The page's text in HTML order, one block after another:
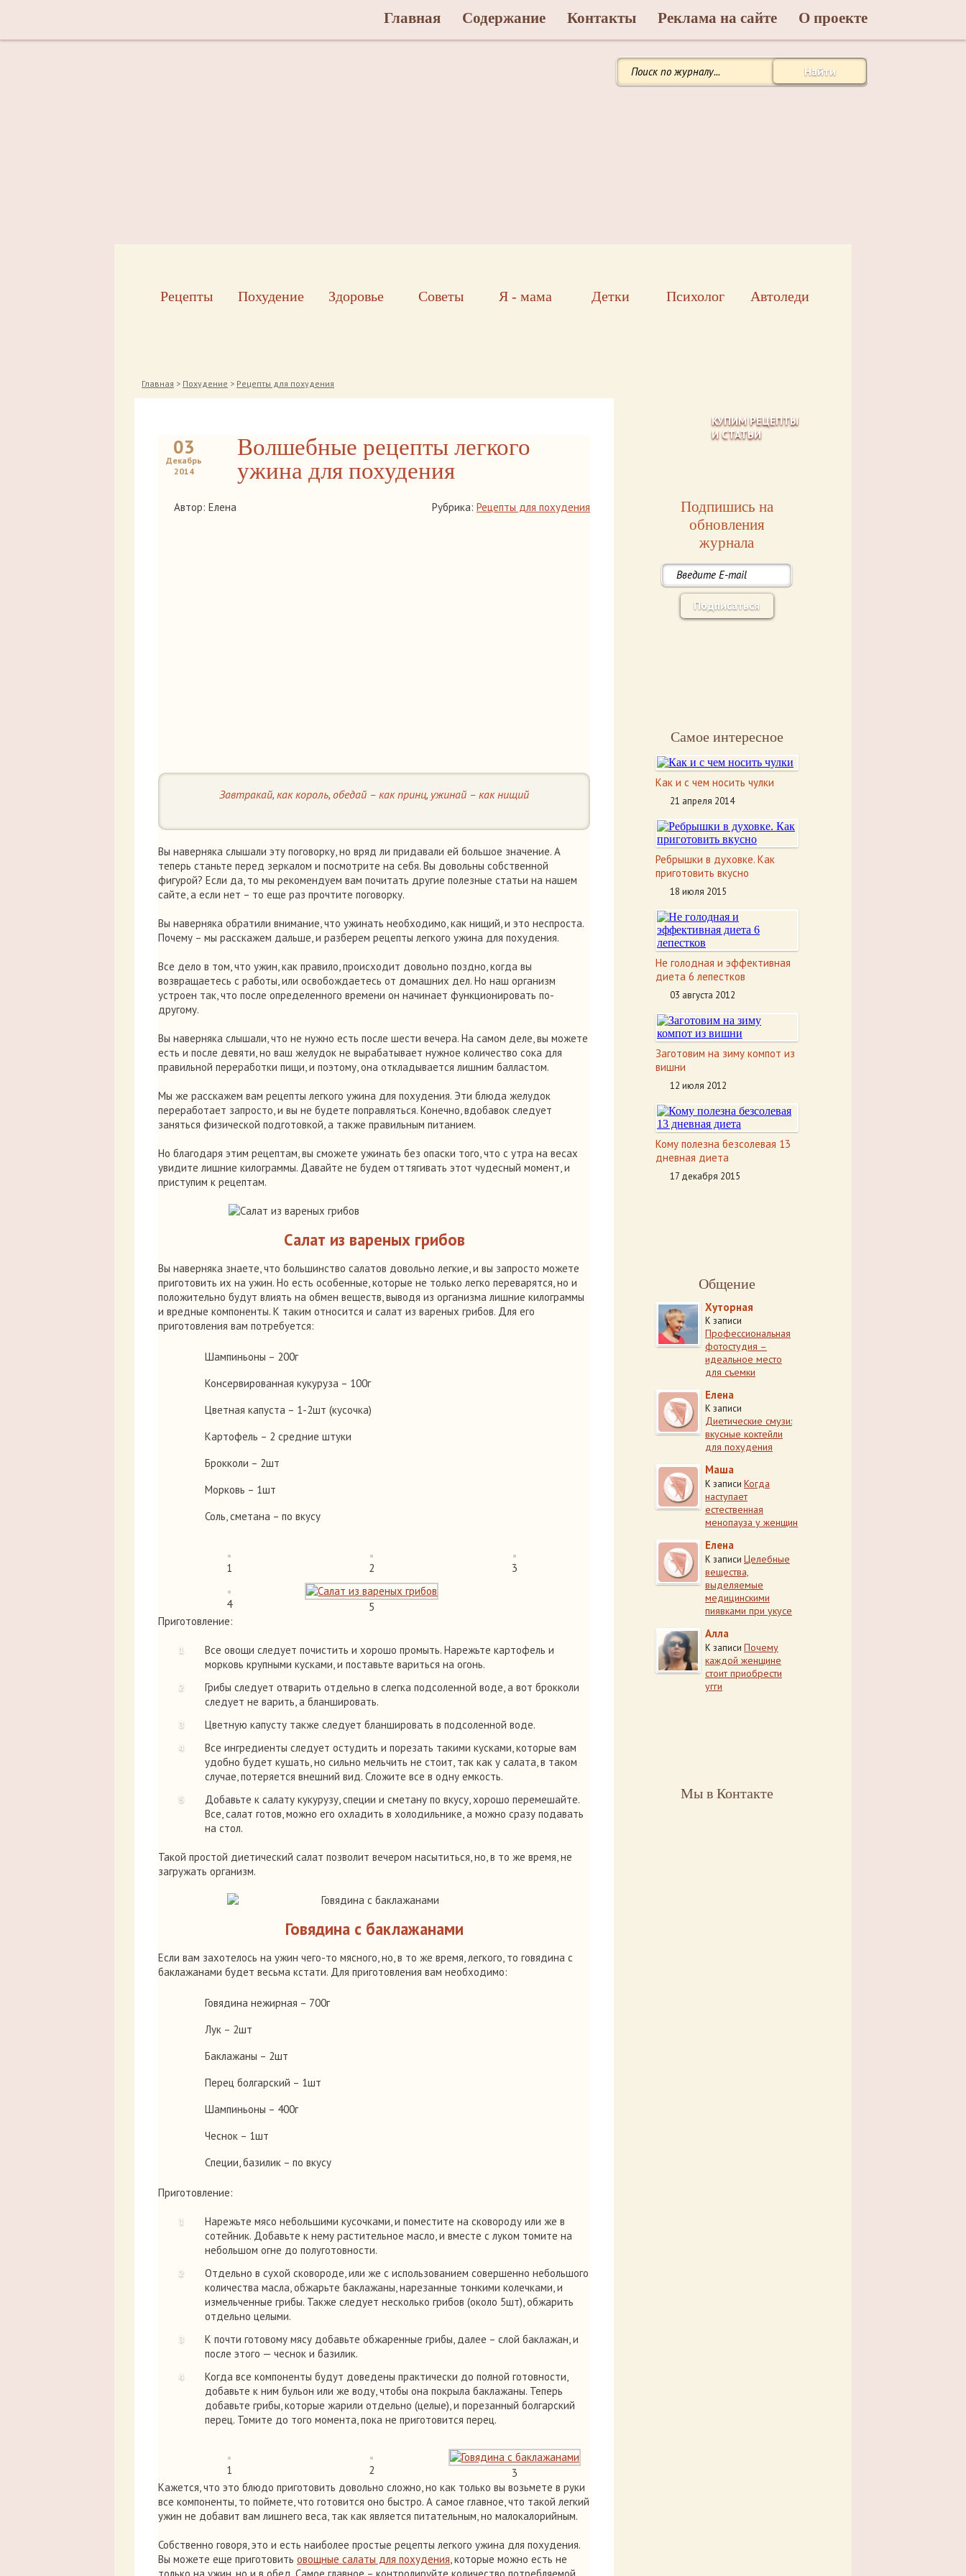
Главная Содержание Контакты Реклама на сайте О проекте
Найти
Рецепты Похудение Здоровье Советы Я - мама Детки Психолог Автоледи
Главная > Похудение > Рецепты для похудения
03
Декабрь
2014
Волшебные рецепты легкого
ужина для похудения
Автор: Елена Рубрика: Рецепты для похудения
Завтракай, как король, обедай – как принц, ужинай – как нищий
Вы наверняка слышали эту поговорку, но вряд ли придавали ей большое значение. А
теперь станьте перед зеркалом и посмотрите на себя. Вы довольны собственной
фигурой? Если да, то мы рекомендуем вам почитать другие полезные статьи на нашем
сайте, а если нет – то еще раз прочтите поговорку.
Вы наверняка обратили внимание, что ужинать необходимо, как нищий, и это неспроста.
Почему – мы расскажем дальше, и разберем рецепты легкого ужина для похудения.
Все дело в том, что ужин, как правило, происходит довольно поздно, когда вы
возвращаетесь с работы, или освобождаетесь от домашних дел. Но наш организм
устроен так, что после определенного времени он начинает функционировать по-
другому.
Вы наверняка слышали, что не нужно есть после шести вечера. На самом деле, вы можете
есть и после девяти, но ваш желудок не вырабатывает нужное количество сока для
правильной переработки пищи, и поэтому, она откладывается лишним балластом.
Мы же расскажем вам рецепты легкого ужина для похудения. Эти блюда желудок
переработает запросто, и вы не будете поправляться. Конечно, вдобавок следует
заняться физической подготовкой, а также правильным питанием.
Но благодаря этим рецептам, вы сможете ужинать без опаски того, что с утра на весах
увидите лишние килограммы. Давайте не будем оттягивать этот чудесный момент, и
приступим к рецептам.
Салат из вареных грибов
Вы наверняка знаете, что большинство салатов довольно легкие, и вы запросто можете
приготовить их на ужин. Но есть особенные, которые не только легко переварятся, но и
положительно будут влиять на обмен веществ, выводя из организма лишние килограммы
и вредные компоненты. К таким относится и салат из вареных грибов. Для его
приготовления вам потребуется:
Шампиньоны – 200г
Консервированная кукуруза – 100г
Цветная капуста – 1-2шт (кусочка)
Картофель – 2 средние штуки
Брокколи – 2шт
Морковь – 1шт
Соль, сметана – по вкусу
1 2 3
4
5
Приготовление:
Все овощи следует почистить и хорошо промыть. Нарежьте картофель и
морковь крупными кусками, и поставьте вариться на огонь.
Грибы следует отварить отдельно в слегка подсоленной воде, а вот брокколи
следует не варить, а бланшировать.
Цветную капусту также следует бланшировать в подсоленной воде.
Все ингредиенты следует остудить и порезать такими кусками, которые вам
удобно будет кушать, но сильно мельчить не стоит, так как у салата, в таком
случае, потеряется внешний вид. Сложите все в одну емкость.
Добавьте к салату кукурузу, специи и сметану по вкусу, хорошо перемешайте.
Все, салат готов, можно его охладить в холодильнике, а можно сразу подавать
на стол.
Такой простой диетический салат позволит вечером насытиться, но, в то же время, не
загружать организм.
Говядина с баклажанами
Если вам захотелось на ужин чего-то мясного, но, в то же время, легкого, то говядина с
баклажанами будет весьма кстати. Для приготовления вам необходимо:
Говядина нежирная – 700г
Лук – 2шт
Баклажаны – 2шт
Перец болгарский – 1шт
Шампиньоны – 400г
Чеснок – 1шт
Специи, базилик – по вкусу
Приготовление:
Нарежьте мясо небольшими кусочками, и поместите на сковороду или же в
сотейник. Добавьте к нему растительное масло, и вместе с луком томите на
небольшом огне до полуготовности.
Отдельно в сухой сковороде, или же с использованием совершенно небольшого
количества масла, обжарьте баклажаны, нарезанные тонкими колечками, и
измельченные грибы. Также следует несколько грибов (около 5шт), обжарить
отдельно целыми.
К почти готовому мясу добавьте обжаренные грибы, далее – слой баклажан, и
после этого — чеснок и базилик.
Когда все компоненты будут доведены практически до полной готовности,
добавьте к ним бульон или же воду, чтобы она покрыла баклажаны. Теперь
добавьте грибы, которые жарили отдельно (целые), и порезанный болгарский
перец. Томите до того момента, пока не приготовится перец.
1 2
3
Кажется, что это блюдо приготовить довольно сложно, но как только вы возьмете в руки
все компоненты, то поймете, что готовится оно быстро. А самое главное, что такой легкий
ужин не добавит вам лишнего веса, так как является питательным, но малокалорийным.
Собственно говоря, это и есть наиболее простые рецепты легкого ужина для похудения.
Вы можете еще приготовить овощные салаты для похудения, которые можно есть не
КУПИМ РЕЦЕПТЫ
И СТАТЬИ
Подпишись на
обновления
журнала
Подписаться
Самое интересное
Как и с чем носить чулки
21 апреля 2014
Ребрышки в духовке. Как
приготовить вкусно
18 июля 2015
Не голодная и эффективная
диета 6 лепестков
03 августа 2012
Заготовим на зиму компот из
вишни
12 июля 2012
Кому полезна безсолевая 13
дневная диета
17 декабря 2015
Общение
Хуторная
К записи
Профессиональная
фотостудия –
идеальное место
для съемки
Елена
К записи
Диетические смузи:
вкусные коктейли
для похудения
Маша
К записи Когда
наступает
естественная
менопауза у женщин
Елена
К записи Целебные
вещества,
выделяемые
медицинскими
пиявками при укусе
Алла
К записи Почему
каждой женщине
стоит приобрести
угги
Мы в Контакте